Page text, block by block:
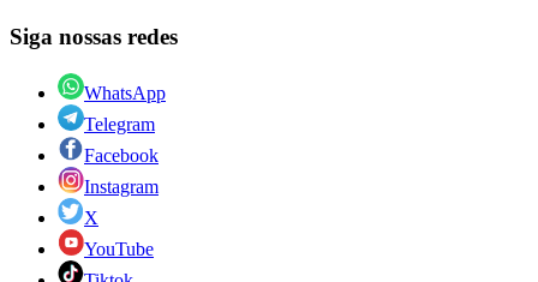
Siga nossas redes
WhatsApp
Telegram
Facebook
Instagram
X
YouTube